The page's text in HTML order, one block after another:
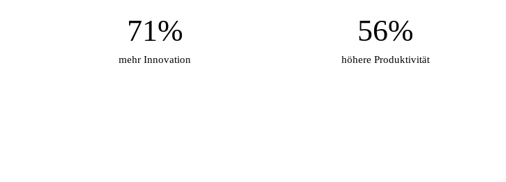
71%
mehr Innovation
56%
höhere Produktivität